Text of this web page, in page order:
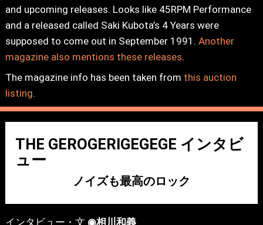
and upcoming releases. Looks like 45RPM Performance
and a released called Saki Kubota’s 4 Years were
supposed to come out in September 1991. Another
magazine also mentions these releases.
The magazine info has been taken from this auction
listing.
THE GEROGERIGEGEGE インタビ
ュー
ノイズも最高のロック
インタビュー・文 ◉相川和義